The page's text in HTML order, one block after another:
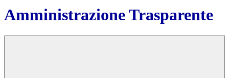
Amministrazione Trasparente